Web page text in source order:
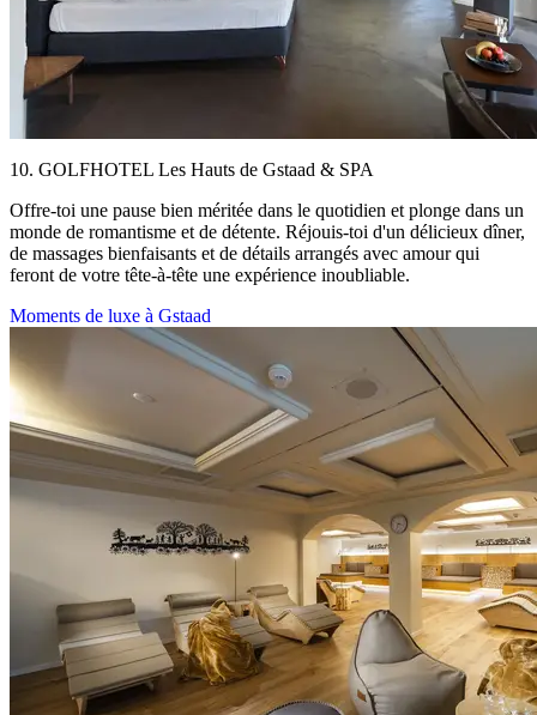
10. GOLFHOTEL Les Hauts de Gstaad & SPA
Offre-toi une pause bien méritée dans le quotidien et plonge dans un
monde de romantisme et de détente. Réjouis-toi d'un délicieux dîner,
de massages bienfaisants et de détails arrangés avec amour qui
feront de votre tête-à-tête une expérience inoubliable.
Moments de luxe à Gstaad